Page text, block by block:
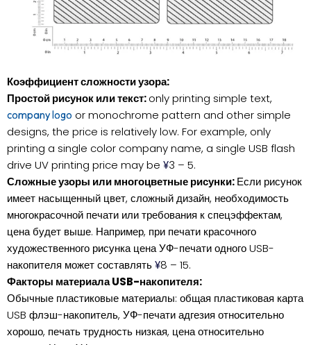
Коэффициент сложности узора:
Простой рисунок или текст:only printing simple text,
company logo or monochrome pattern and other simple
designs, the price is relatively low. For example, only
printing a single color company name, a single USB flash
drive UV printing price may be ¥3 – 5.
Сложные узоры или многоцветные рисунки:Если рисунок
имеет насыщенный цвет, сложный дизайн, необходимость
многокрасочной печати или требования к спецэффектам,
цена будет выше. Например, при печати красочного
художественного рисунка цена УФ-печати одного USB-
накопителя может составлять ¥8 – 15.
Факторы материала USB-накопителя:
Обычные пластиковые материалы: общая пластиковая карта
USB флэш-накопитель, УФ-печати адгезия относительно
хорошо, печать трудность низкая, цена относительно